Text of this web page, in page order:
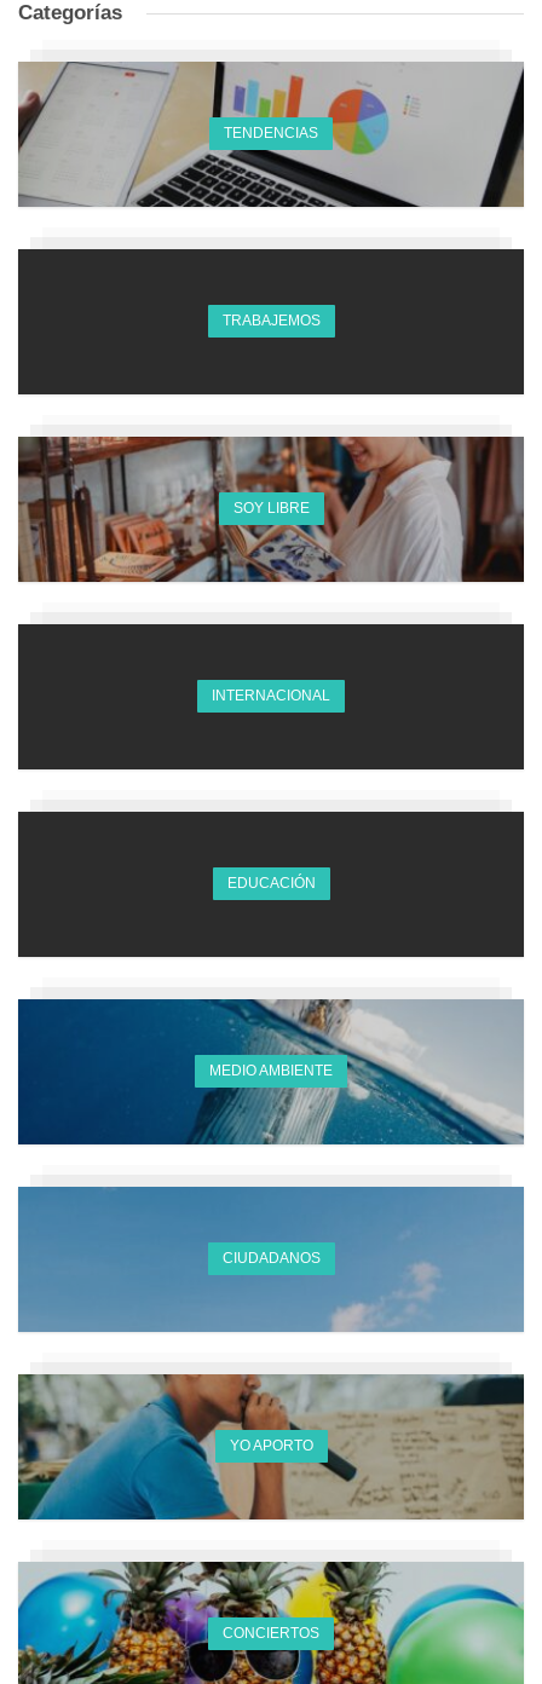
Categorías
TENDENCIAS
TRABAJEMOS
SOY LIBRE
INTERNACIONAL
EDUCACIÓN
MEDIO AMBIENTE
CIUDADANOS
YO APORTO
CONCIERTOS